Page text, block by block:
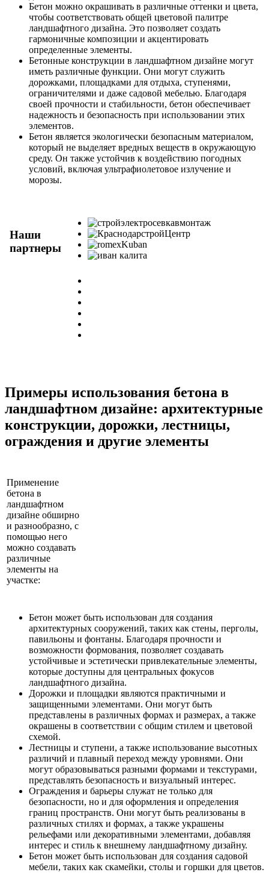
Бетон можно окрашивать в различные оттенки и цвета,
чтобы соответствовать общей цветовой палитре
ландшафтного дизайна. Это позволяет создать
гармоничные композиции и акцентировать
определенные элементы.
Бетонные конструкции в ландшафтном дизайне могут
иметь различные функции. Они могут служить
дорожками, площадками для отдыха, ступенями,
ограничителями и даже садовой мебелью. Благодаря
своей прочности и стабильности, бетон обеспечивает
надежность и безопасность при использовании этих
элементов.
Бетон является экологически безопасным материалом,
который не выделяет вредных веществ в окружающую
среду. Он также устойчив к воздействию погодных
условий, включая ультрафиолетовое излучение и
морозы.
Наши
партнеры
Примеры использования бетона в
ландшафтном дизайне: архитектурные
конструкции, дорожки, лестницы,
ограждения и другие элементы
Применение
бетона в
ландшафтном
дизайне обширно
и разнообразно, с
помощью него
можно создавать
различные
элементы на
участке:
Бетон может быть использован для создания
архитектурных сооружений, таких как стены, перголы,
павильоны и фонтаны. Благодаря прочности и
возможности формования, позволяет создавать
устойчивые и эстетически привлекательные элементы,
которые доступны для центральных фокусов
ландшафтного дизайна.
Дорожки и площадки являются практичными и
защищенными элементами. Они могут быть
представлены в различных формах и размерах, а также
окрашены в соответствии с общим стилем и цветовой
схемой.
Лестницы и ступени, а также использование высотных
различий и плавный переход между уровнями. Они
могут образовываться разными формами и текстурами,
представлять безопасность и визуальный интерес.
Ограждения и барьеры служат не только для
безопасности, но и для оформления и определения
границ пространств. Они могут быть реализованы в
различных стилях и формах, а также украшены
рельефами или декоративными элементами, добавляя
интерес и стиль к внешнему ландшафтному дизайну.
Бетон может быть использован для создания садовой
мебели, таких как скамейки, столы и горшки для цветов.